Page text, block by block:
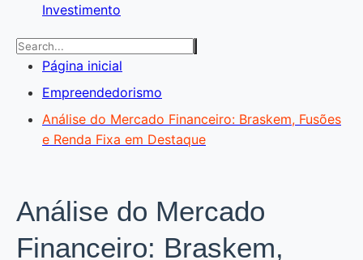
Investimento
Página inicial
Empreendedorismo
Análise do Mercado Financeiro: Braskem, Fusões
e Renda Fixa em Destaque
Análise do Mercado
Financeiro: Braskem,